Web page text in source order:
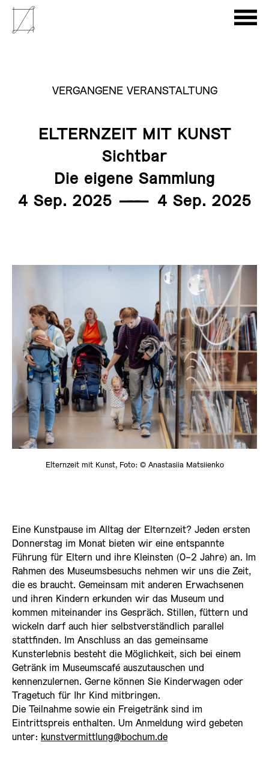
VERGANGENE VERANSTALTUNG
ELTERNZEIT MIT KUNST
Sichtbar
Die eigene Sammlung
4 Sep. 2025 ——— 4 Sep. 2025
Elternzeit mit Kunst, Foto: © Anastasiia Matsiienko
Eine Kunstpause im Alltag der Elternzeit? Jeden ersten
Donnerstag im Monat bieten wir eine entspannte
Führung für Eltern und ihre Kleinsten (0-2 Jahre) an. Im
Rahmen des Museumsbesuchs nehmen wir uns die Zeit,
die es braucht. Gemeinsam mit anderen Erwachsenen
und ihren Kindern erkunden wir das Museum und
kommen miteinander ins Gespräch. Stillen, füttern und
wickeln darf auch hier selbstverständlich parallel
stattfinden. Im Anschluss an das gemeinsame
Kunsterlebnis besteht die Möglichkeit, sich bei einem
Getränk im Museumscafé auszutauschen und
kennenzulernen. Gerne können Sie Kinderwagen oder
Tragetuch für Ihr Kind mitbringen.
Die Teilnahme sowie ein Freigetränk sind im
Eintrittspreis enthalten. Um Anmeldung wird gebeten
unter: kunstvermittlung@bochum.de